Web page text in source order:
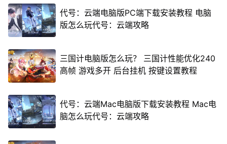
代号：云端电脑版PC端下载安装教程 电脑
版怎么玩代号：云端攻略
三国计电脑版怎么玩？ 三国计性能优化240
高帧 游戏多开 后台挂机 按键设置教程
代号：云端Mac电脑版下载安装教程 Mac电
脑怎么玩代号：云端攻略